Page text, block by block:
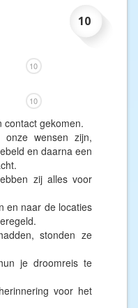
10
10
10
contact gekomen.
wensen zijn,
en daarna een
zij alles voor
en naar de locaties
stonden ze
je droomreis te
voor het